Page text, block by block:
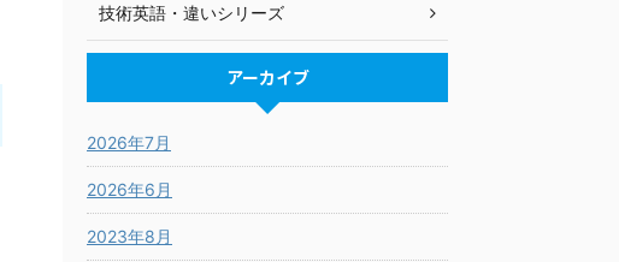
技術英語・違いシリーズ
アーカイブ
2026年7月
2026年6月
2023年8月